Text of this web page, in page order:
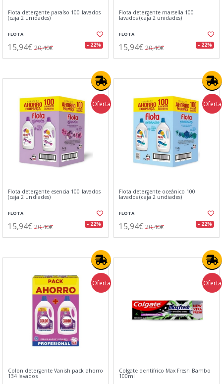
Flota detergente paraíso 100 lavados
(caja 2 unidades)
FLOTA
15,94€ 20,40€ - 22%
Flota detergente marsella 100
lavados (caja 2 unidades)
FLOTA
15,94€ 20,40€ - 22%
Oferta
Flota detergente esencia 100 lavados
(caja 2 undiades)
FLOTA
15,94€ 20,40€ - 22%
Oferta
Flota detergente oceánico 100
lavados (caja 2 undiades)
FLOTA
15,94€ 20,40€ - 22%
Oferta
Colon detergente Vanish pack ahorro
134 lavados
Oferta
Colgate dentífrico Max Fresh Bambo
100ml